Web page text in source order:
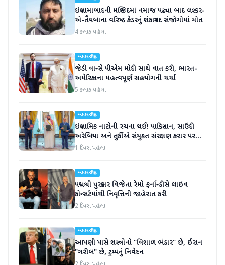
ઇસ્લામાબાદની મસ્જિદમાં નમાજ પઢ્યા બાદ લશ્કર-
એ-તૈયબાના વરિષ્ઠ કેડરનું શંકાસ્પદ સંજોગોમાં મોત
4 કલાક પહેલા
આંતરરાષ્ટ્રીય
જેડી વાન્સે પીએમ મોદી સાથે વાત કરી, ભારત-
અમેરિકાના મહત્વપૂર્ણ સહયોગની ચર્ચા
5 કલાક પહેલા
આંતરરાષ્ટ્રીય
ઇસ્લામિક નાટોની રચના થઈ! પાકિસ્તાન, સાઉદી
અરેબિયા અને તુર્કીએ સંયુક્ત સંરક્ષણ કરાર પર
હસ્તાક્ષર
1 દિવસ પહેલા
આંતરરાષ્ટ્રીય
પદ્મશ્રી પુરસ્કાર વિજેતા રેમો ફર્નાન્ડીસે લાઇવ
કોન્સર્ટમાંથી નિવૃત્તિની જાહેરાત કરી
2 દિવસ પહેલા
આંતરરાષ્ટ્રીય
આપણી પાસે શસ્ત્રોનો "વિશાળ ભંડાર" છે, ઈરાન
"ગરીબ" છે, ટ્રમ્પનું નિવેદન